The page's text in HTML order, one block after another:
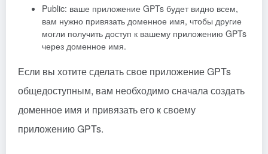
Public: ваше приложение GPTs будет видно всем,
вам нужно привязать доменное имя, чтобы другие
могли получить доступ к вашему приложению GPTs
через доменное имя.
Если вы хотите сделать свое приложение GPTs
общедоступным, вам необходимо сначала создать
доменное имя и привязать его к своему
приложению GPTs.